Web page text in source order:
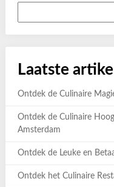
Laatste
Ontdek de Culinaire
Ontdek de Culinaire
Amsterdam
Ontdek de Leuke en
Ontdek het Culinaire